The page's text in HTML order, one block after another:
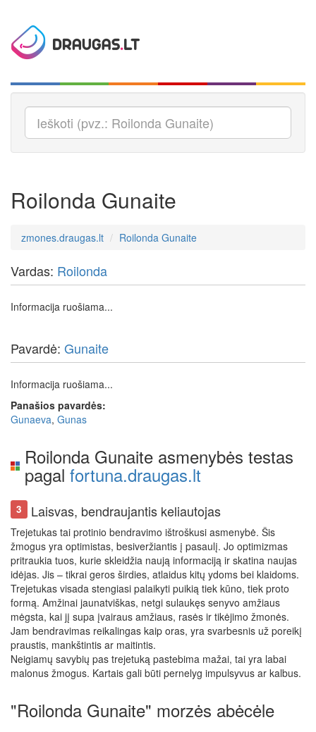
Roilonda Gunaite
zmones.draugas.lt Roilonda Gunaite
Vardas: Roilonda
Informacija ruošiama...
Pavardė: Gunaite
Informacija ruošiama...
Panašios pavardės:
Gunaeva, Gunas
Roilonda Gunaite asmenybės testas
pagal fortuna.draugas.lt
3 Laisvas, bendraujantis keliautojas
Trejetukas tai protinio bendravimo ištroškusi asmenybė. Šis
žmogus yra optimistas, besiveržiantis į pasaulį. Jo optimizmas
pritraukia tuos, kurie skleidžia naują informaciją ir skatina naujas
idėjas. Jis – tikrai geros širdies, atlaidus kitų ydoms bei klaidoms.
Trejetukas visada stengiasi palaikyti puikią tiek kūno, tiek proto
formą. Amžinai jaunatviškas, netgi sulaukęs senyvo amžiaus
mėgsta, kai jį supa įvairaus amžiaus, rasės ir tikėjimo žmonės.
Jam bendravimas reikalingas kaip oras, yra svarbesnis už poreikį
praustis, mankštintis ar maitintis.
Neigiamų savybių pas trejetuką pastebima mažai, tai yra labai
malonus žmogus. Kartais gali būti pernelyg impulsyvus ar kalbus.
"Roilonda Gunaite" morzės abėcėle